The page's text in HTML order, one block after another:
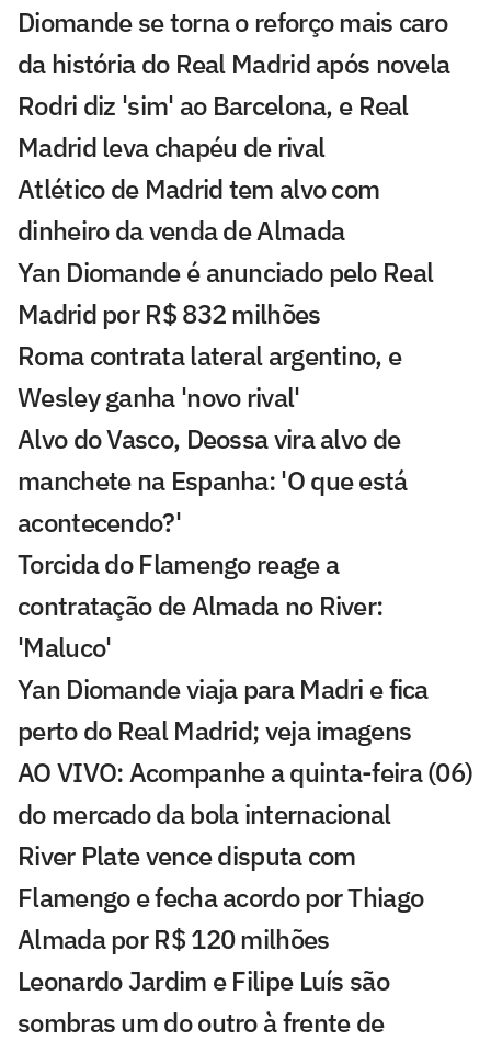
Diomande se torna o reforço mais caro
da história do Real Madrid após novela
Rodri diz 'sim' ao Barcelona, e Real
Madrid leva chapéu de rival
Atlético de Madrid tem alvo com
dinheiro da venda de Almada
Yan Diomande é anunciado pelo Real
Madrid por R$ 832 milhões
Roma contrata lateral argentino, e
Wesley ganha 'novo rival'
Alvo do Vasco, Deossa vira alvo de
manchete na Espanha: 'O que está
acontecendo?'
Torcida do Flamengo reage a
contratação de Almada no River:
'Maluco'
Yan Diomande viaja para Madri e fica
perto do Real Madrid; veja imagens
AO VIVO: Acompanhe a quinta-feira (06)
do mercado da bola internacional
River Plate vence disputa com
Flamengo e fecha acordo por Thiago
Almada por R$ 120 milhões
Leonardo Jardim e Filipe Luís são
sombras um do outro à frente de